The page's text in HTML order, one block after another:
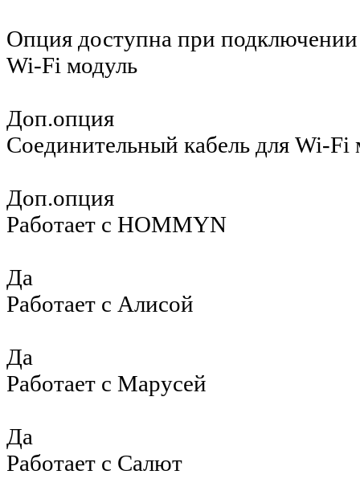
Опция доступна при
Wi-Fi модуль
Доп.опция
Соединительный кабель для Wi-Fi
Доп.опция
Работает с HOMMYN
Да
Работает с Алисой
Да
Работает с Марусей
Да
Работает с Салют